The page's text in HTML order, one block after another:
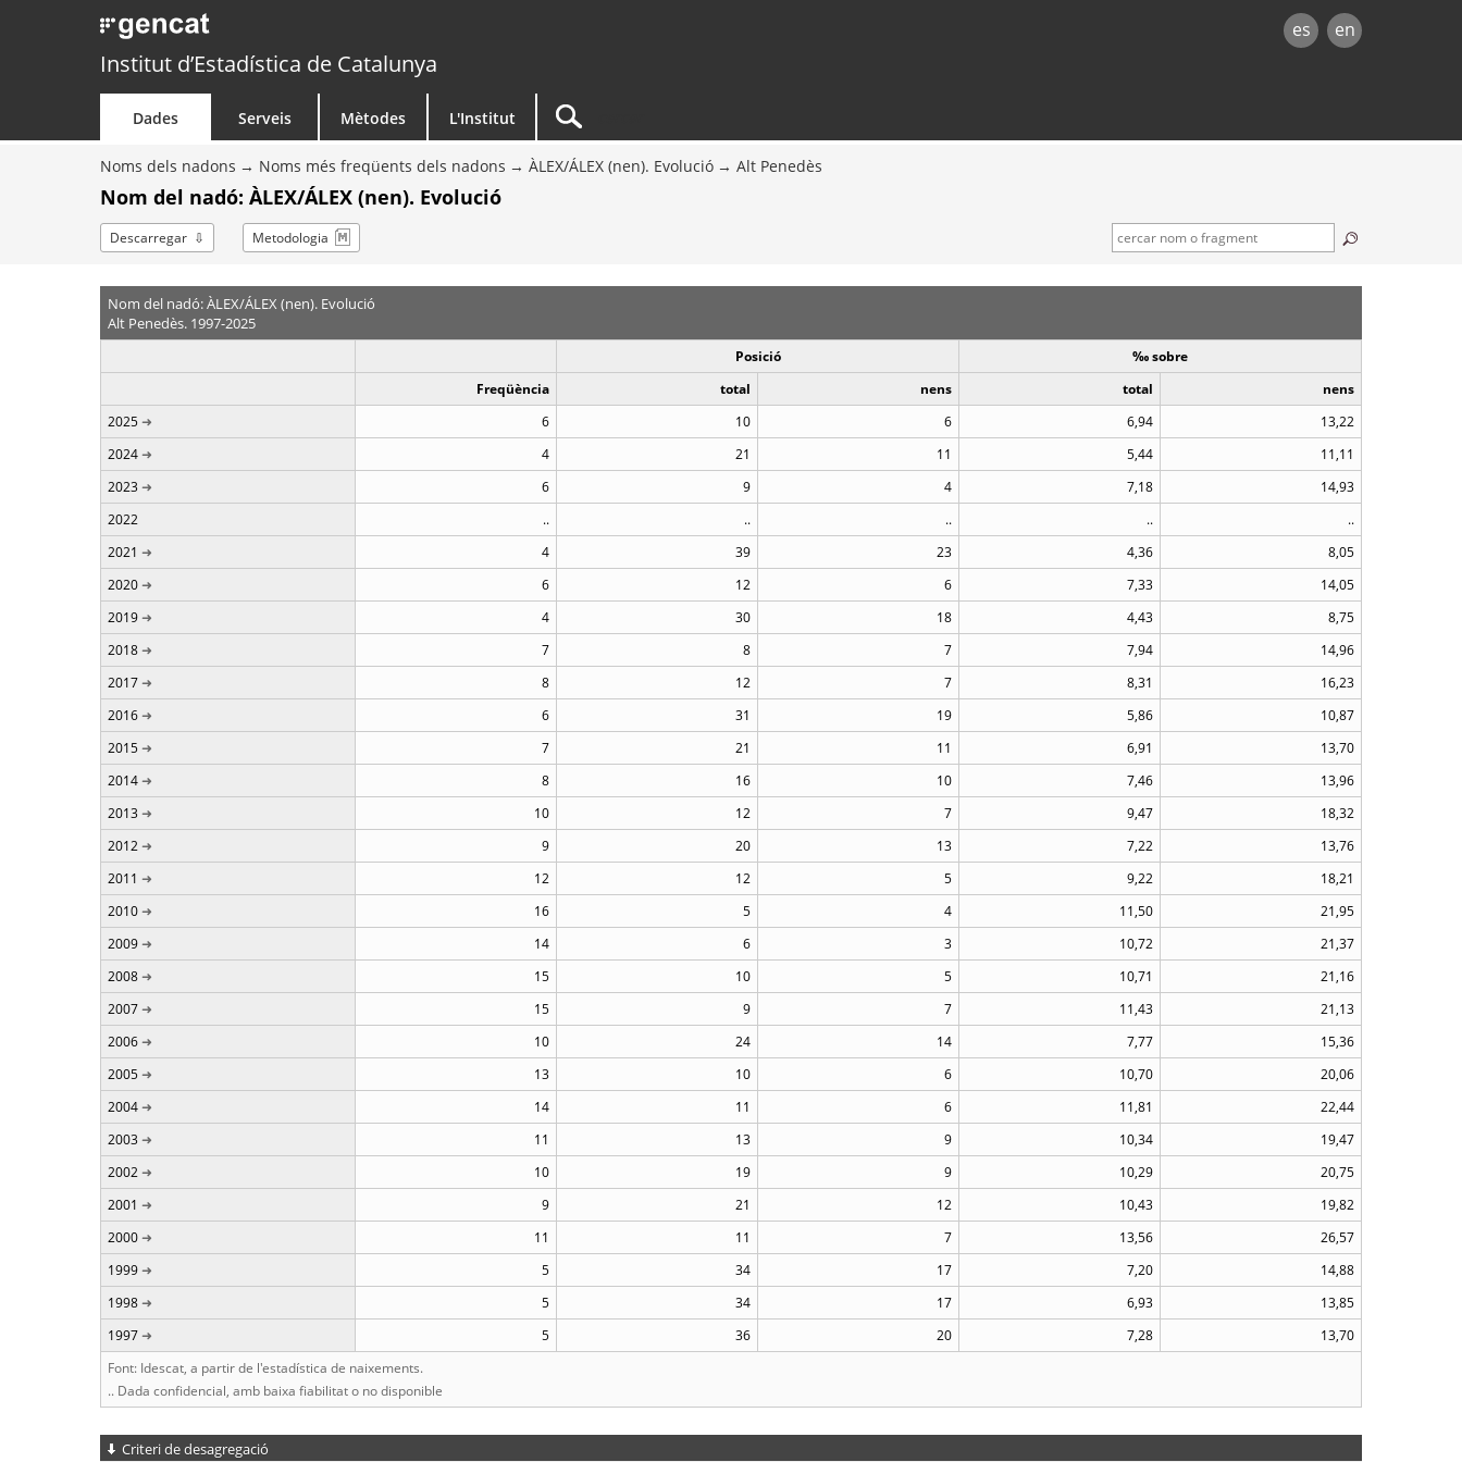
es en
Institut d’Estadística de Catalunya
Dades Serveis Mètodes L'Institut
Noms dels nadons Noms més freqüents dels nadons ÀLEX/ÁLEX (nen). Evolució Alt Penedès
Nom del nadó: ÀLEX/ÁLEX (nen). Evolució
Descarregar Metodologia
Nom del nadó: ÀLEX/ÁLEX (nen). Evolució
Alt Penedès. 1997-2025
Posició
‰ sobre
Freqüència
total nens total
nens
2025
6 10 6 6,94
13,22
2024
4 21 11 5,44
11,11
2023
6 9 4 7,18
14,93
2022
.. .. .. ..
..
2021
4 39 23 4,36
8,05
2020
6 12 6 7,33
14,05
2019
4 30 18 4,43
8,75
2018
7 8 7 7,94
14,96
2017
8 12 7 8,31
16,23
2016
6 31 19 5,86
10,87
2015
7 21 11 6,91
13,70
2014
8 16 10 7,46
13,96
2013
10 12 7 9,47
18,32
2012
9 20 13 7,22
13,76
2011
12 12 5 9,22
18,21
2010
16 5 4 11,50
21,95
2009
14 6 3 10,72
21,37
2008
15 10 5 10,71
21,16
2007
15 9 7 11,43
21,13
2006
10 24 14 7,77
15,36
2005
13 10 6 10,70
20,06
2004
14 11 6 11,81
22,44
2003
11 13 9 10,34
19,47
2002
10 19 9 10,29
20,75
2001
9 21 12 10,43
19,82
2000
11 11 7 13,56
26,57
1999
5 34 17 7,20
14,88
1998
5 34 17 6,93
13,85
1997
5 36 20 7,28
13,70
Font: Idescat, a partir de l'estadística de naixements.
.. Dada confidencial, amb baixa fiabilitat o no disponible
Criteri de desagregació